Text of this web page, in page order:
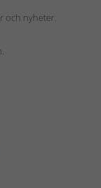
och nyheter.